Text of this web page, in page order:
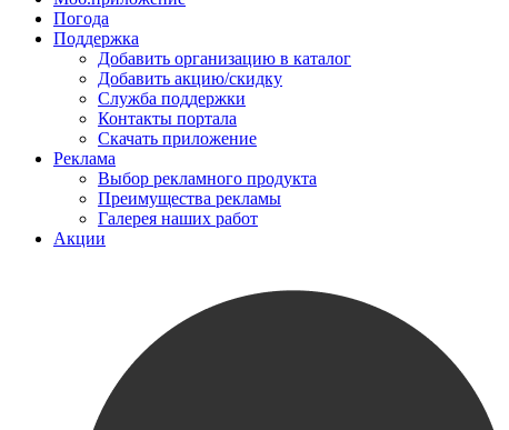
Погода
Поддержка
Добавить организацию в каталог
Добавить акцию/скидку
Служба поддержки
Контакты портала
Скачать приложение
Реклама
Выбор рекламного продукта
Преимущества рекламы
Галерея наших работ
Акции